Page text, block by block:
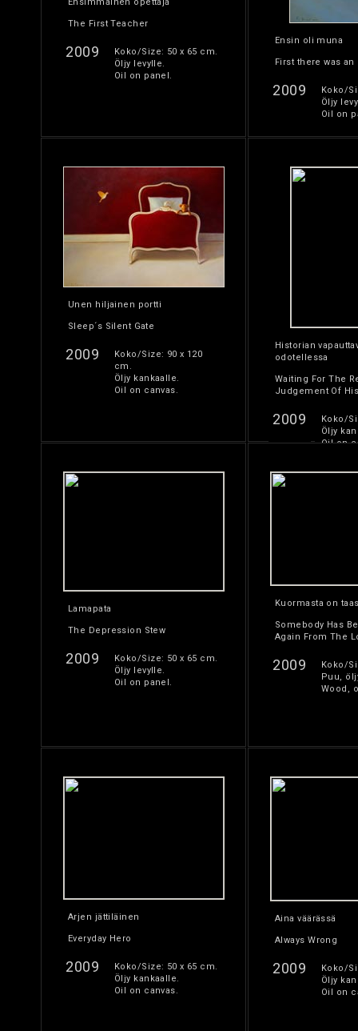
The First Teacher
2009
Koko/Size: 50 x 65 cm.
Öljy levylle.
Oil on panel.
Ensin oli muna
First there was an
2009
Koko/
Öljy
Oil on
Unen hiljainen portti
Sleep´s Silent Gate
2009
Koko/Size: 90 x 120
cm.
Öljy kankaalle.
Oil on canvas.
Historian
odotellessa
Waiting For The
Judgement Of
2009
Koko/
Öljy
Oil on
Lamapata
The Depression Stew
2009
Koko/Size: 50 x 65 cm.
Öljy levylle.
Oil on panel.
Kuormasta on
Somebody Has
Again From The
2009
Koko/
Puu,
Wood,
Arjen jättiläinen
Everyday Hero
2009
Koko/Size: 50 x 65 cm.
Öljy kankaalle.
Oil on canvas.
Aina väärässä
Always Wrong
2009
Koko/
Öljy
Oil on